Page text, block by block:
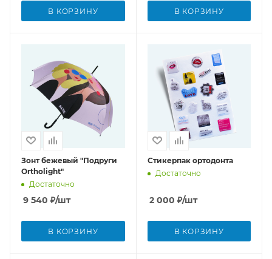
В КОРЗИНУ В КОРЗИНУ
Зонт бежевый "Подруги
Ortholight"
Достаточно
9 540 ₽/шт
В КОРЗИНУ
Стикерпак ортодонта
Достаточно
2 000 ₽/шт
В КОРЗИНУ